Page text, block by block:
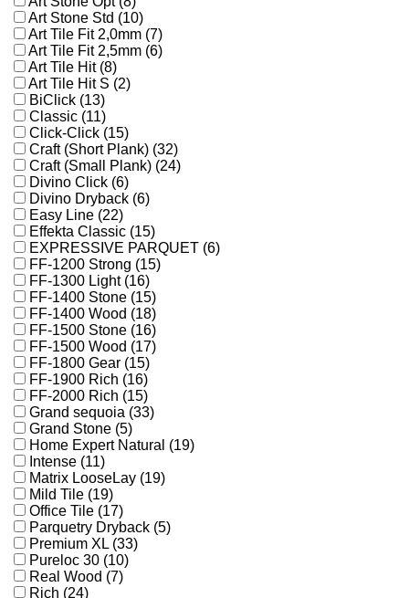
Art Stone Std (10)
Art Tile Fit 2,0mm (7)
Art Tile Fit 2,5mm (6)
Art Tile Hit (8)
Art Tile Hit S (2)
BiClick (13)
Classic (11)
Click-Click (15)
Craft (Short Plank) (32)
Craft (Small Plank) (24)
Divino Click (6)
Divino Dryback (6)
Easy Line (22)
Effekta Classic (15)
EXPRESSIVE PARQUET (6)
FF-1200 Strong (15)
FF-1300 Light (16)
FF-1400 Stone (15)
FF-1400 Wood (18)
FF-1500 Stone (16)
FF-1500 Wood (17)
FF-1800 Gear (15)
FF-1900 Rich (16)
FF-2000 Rich (15)
Grand sequoia (33)
Grand Stone (5)
Home Expert Natural (19)
Intense (11)
Matrix LooseLay (19)
Mild Tile (19)
Office Tile (17)
Parquetry Dryback (5)
Premium XL (33)
Pureloc 30 (10)
Real Wood (7)
Rich (24)